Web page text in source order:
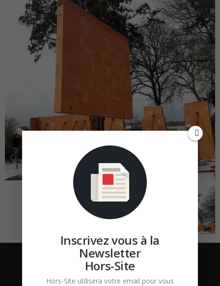
Inscrivez vous à la
Newsletter
Hors-Site
Hors-Site utilisera votre email pour vous